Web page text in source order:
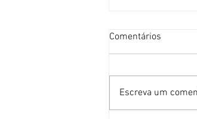
Comentários
Escreva um